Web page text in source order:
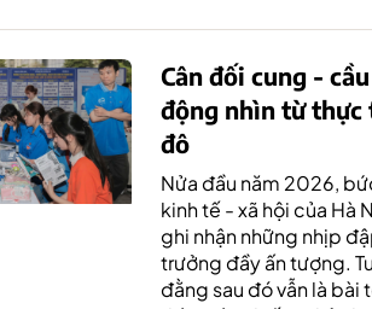
Cân đối cung -
động nhìn từ thực
đô
Nửa đầu năm 2026,
kinh tế - xã hội của Hà
ghi nhận những nhịp
trưởng đầy ấn tượng.
đằng sau đó vẫn là bài